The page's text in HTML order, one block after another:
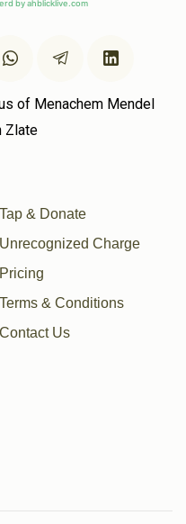
of Menachem Mendel
Zlate
Tap & Donate
Unrecognized Charge
Pricing
Terms & Conditions
Contact Us